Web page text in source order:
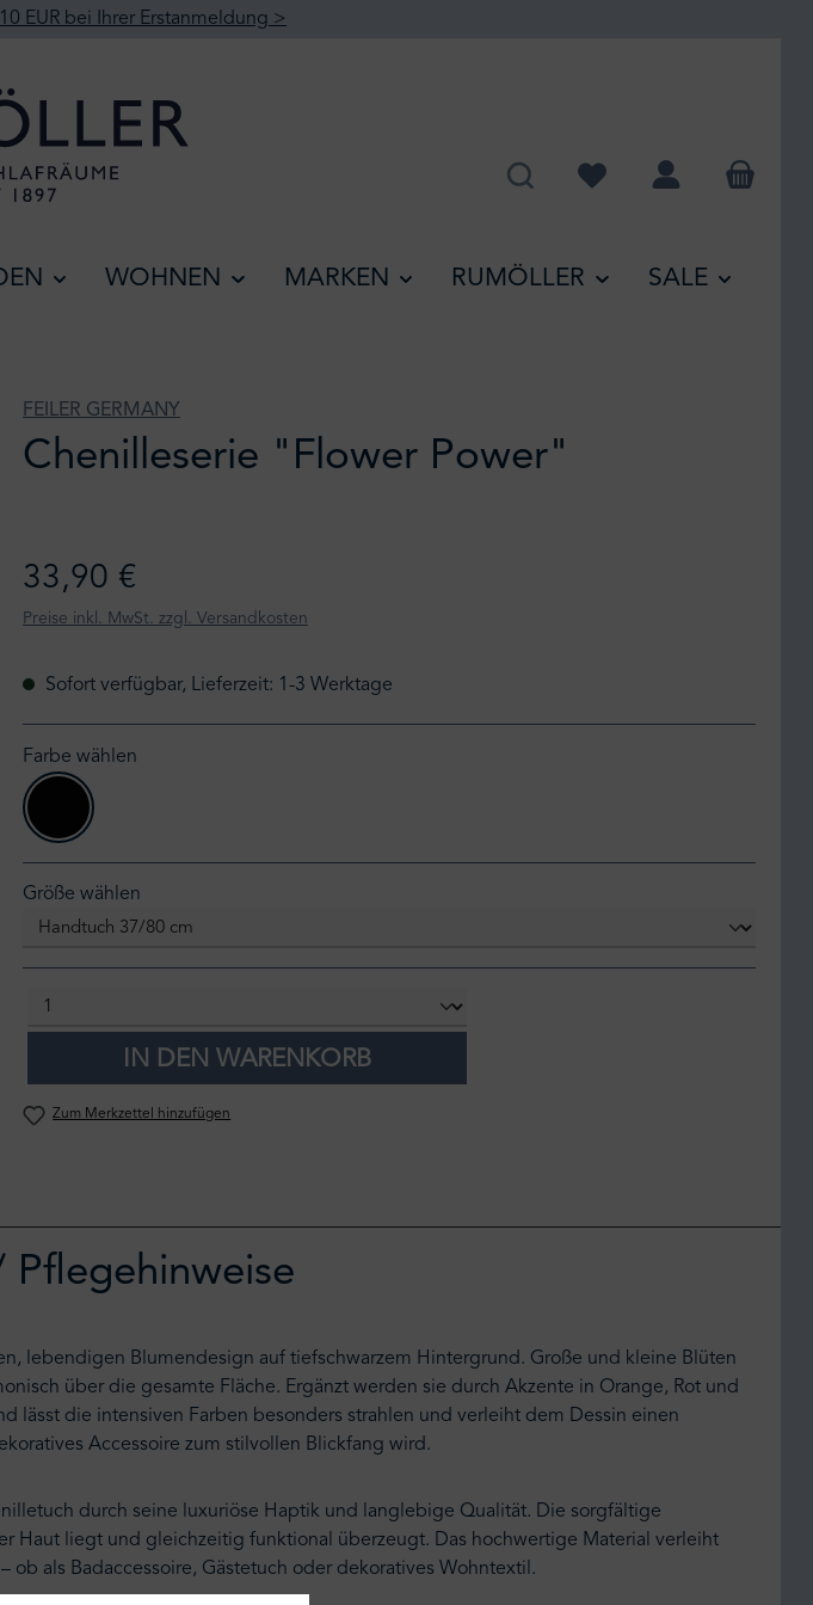
EUR bei Ihrer Erstanmeldung >
Du hast 0 Produkte auf
WOHNEN MARKEN RUMÖLLER SALE
FEILER GERMANY
Chenilleserie "Flower Power"
33,90 €
Preise inkl. MwSt. zzgl. Versandkosten
Sofort verfügbar, Lieferzeit: 1-3 Werktage
Farbe wählen
schwarz
Größe wählen
IN DEN WARENKORB
Zum Merkzettel hinzufügen
Pflegehinweise
lebendigen Blumendesign auf tiefschwarzem Hintergrund. Große und kleine Blüten
über die gesamte Fläche. Ergänzt werden sie durch Akzente in Orange, Rot und
lässt die intensiven Farben besonders strahlen und verleiht dem Dessin einen
Accessoire zum stilvollen Blickfang wird.
durch seine luxuriöse Haptik und langlebige Qualität. Die sorgfältige
Haut liegt und gleichzeitig funktional überzeugt. Das hochwertige Material verleiht
als Badaccessoire, Gästetuch oder dekoratives Wohntextil.